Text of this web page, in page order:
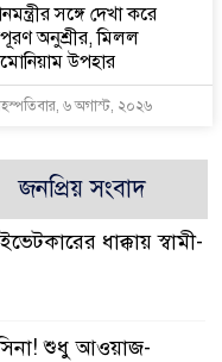
সঙ্গে দেখা করে
অনুশ্রীর, মিলল
উপহার
৬ অগাস্ট, ২০২৬
জনপ্রিয় সংবাদ
ধাক্কায় স্বামী-
শুধু আওয়াজ-